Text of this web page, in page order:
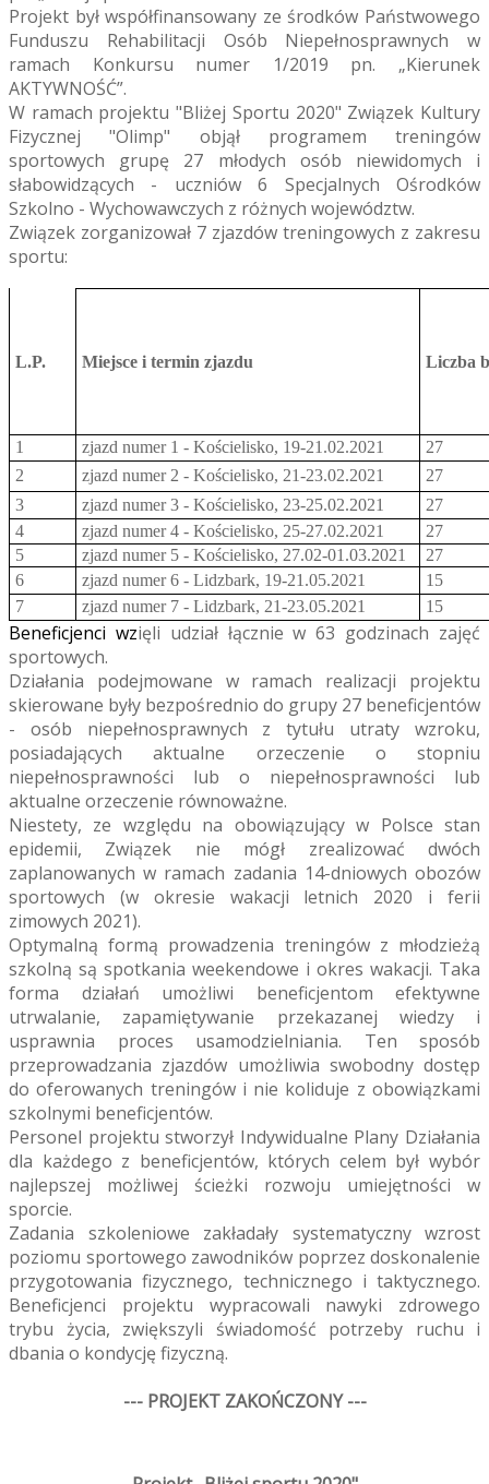
Projekt był współfinansowany ze środków Państwowego
Funduszu Rehabilitacji Osób Niepełnosprawnych w
ramach Konkursu numer 1/2019 pn. „Kierunek
AKTYWNOŚĆ”.
W ramach projektu "Bliżej Sportu 2020" Związek Kultury
Fizycznej "Olimp" objął programem treningów
sportowych grupę 27 młodych osób niewidomych i
słabowidzących - uczniów 6 Specjalnych Ośrodków
Szkolno - Wychowawczych z różnych województw.
Związek zorganizował 7 zjazdów treningowych z zakresu
sportu:
L.P. Miejsce i termin zjazdu Liczba
1 zjazd numer 1 - Kościelisko, 19-21.02.2021
27
2
zjazd numer 2 - Kościelisko, 21-23.02.2021
27
3
zjazd numer 3 - Kościelisko, 23-25.02.2021
27
4
zjazd numer 4 - Kościelisko, 25-27.02.2021
27
5
zjazd numer 5 - Kościelisko, 27.02-01.03.2021
27
6
zjazd numer 6 - Lidzbark, 19-21.05.2021
15
7
zjazd numer 7 - Lidzbark, 21-23.05.2021 15
Beneficjenci wzięli udział łącznie w 63 godzinach zajęć
sportowych.
Działania podejmowane w ramach realizacji projektu
skierowane były bezpośrednio do grupy 27 beneficjentów
- osób niepełnosprawnych z tytułu utraty wzroku,
posiadających aktualne orzeczenie o stopniu
niepełnosprawności lub o niepełnosprawności lub
aktualne orzeczenie równoważne.
Niestety, ze względu na obowiązujący w Polsce stan
epidemii, Związek nie mógł zrealizować dwóch
zaplanowanych w ramach zadania 14-dniowych obozów
sportowych (w okresie wakacji letnich 2020 i ferii
zimowych 2021).
Optymalną formą prowadzenia treningów z młodzieżą
szkolną są spotkania weekendowe i okres wakacji. Taka
forma działań umożliwi beneficjentom efektywne
utrwalanie, zapamiętywanie przekazanej wiedzy i
usprawnia proces usamodzielniania. Ten sposób
przeprowadzania zjazdów umożliwia swobodny dostęp
do oferowanych treningów i nie koliduje z obowiązkami
szkolnymi beneficjentów.
Personel projektu stworzył Indywidualne Plany Działania
dla każdego z beneficjentów, których celem był wybór
najlepszej możliwej ścieżki rozwoju umiejętności w
sporcie.
Zadania szkoleniowe zakładały systematyczny wzrost
poziomu sportowego zawodników poprzez doskonalenie
przygotowania fizycznego, technicznego i taktycznego.
Beneficjenci projektu wypracowali nawyki zdrowego
trybu życia, zwiększyli świadomość potrzeby ruchu i
dbania o kondycję fizyczną.
--- PROJEKT ZAKOŃCZONY ---